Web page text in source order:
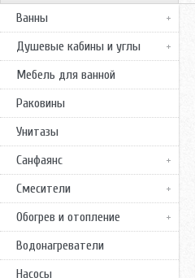
Ванны
Душевые кабины и углы
Мебель для ванной
Раковины
Унитазы
Санфаянс
Смесители
Обогрев и отопление
Водонагреватели
Насосы